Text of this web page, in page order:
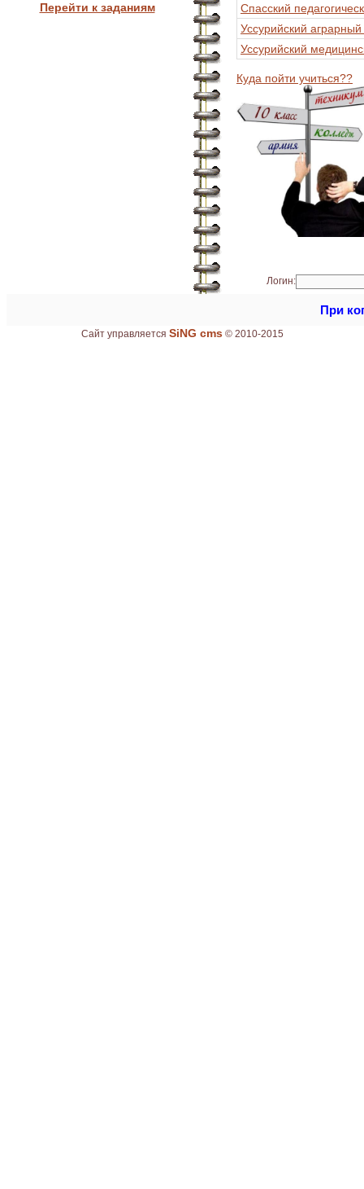
Перейти к заданиям
Спасский
Уссурийский
Уссурийский
Куда пойти учиться??
Логин:
При
Сайт управляется SiNG cms© 2010-2015